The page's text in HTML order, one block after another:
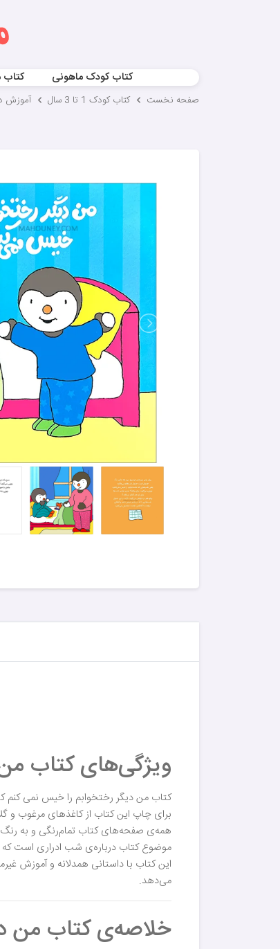
کتاب کودک ماهونی
صفحه نخست کتاب کودک 1 تا 3 سال آموزش
ویژگی‌های کتاب
کتاب من دیگر رختخوابم را خیس نمی کنم
برای چاپ این کتاب از کاغذهای مرغوب و
همه‌ی صفحه‌های کتاب تمام‌رنگی و به
موضوع کتاب درباره‌ی شب ادراری است که
این کتاب با داستانی همدلانه و آموزش
می‌دهد.
خلاصه‌ی کتاب من